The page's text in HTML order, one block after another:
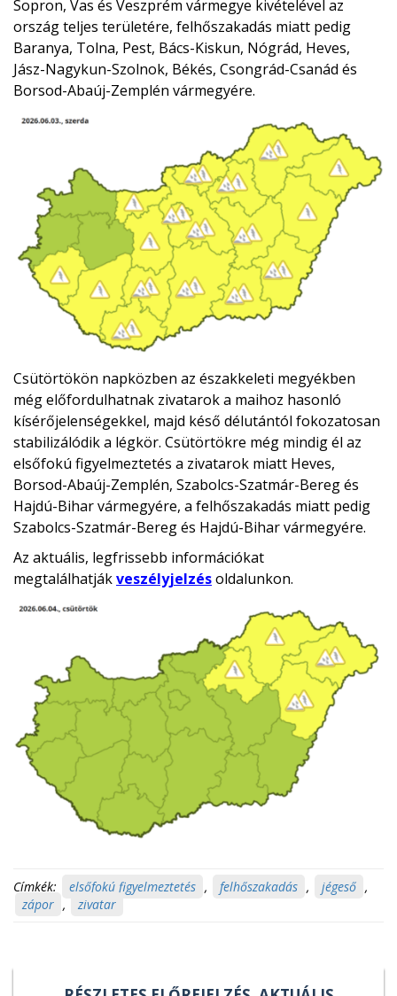
Sopron, Vas és Veszprém vármegye kivételével az
ország teljes területére, felhőszakadás miatt pedig
Baranya, Tolna, Pest, Bács-Kiskun, Nógrád, Heves,
Jász-Nagykun-Szolnok, Békés, Csongrád-Csanád és
Borsod-Abaúj-Zemplén vármegyére.
Csütörtökön napközben az északkeleti megyékben
még előfordulhatnak zivatarok a maihoz hasonló
kísérőjelenségekkel, majd késő délutántól fokozatosan
stabilizálódik a légkör. Csütörtökre még mindig él az
elsőfokú figyelmeztetés a zivatarok miatt Heves,
Borsod-Abaúj-Zemplén, Szabolcs-Szatmár-Bereg és
Hajdú-Bihar vármegyére, a felhőszakadás miatt pedig
Szabolcs-Szatmár-Bereg és Hajdú-Bihar vármegyére.
Az aktuális, legfrissebb információkat
megtalálhatjákveszélyjelzésoldalunkon.
Címkék: elsőfokú figyelmeztetés , felhőszakadás , jégeső ,
zápor , zivatar